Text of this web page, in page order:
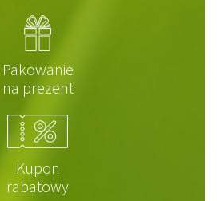
Pakowanie
na prezent
Kupon
rabatowy